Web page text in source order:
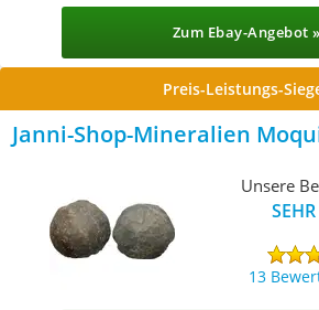
Zum Ebay-Angebot »
Preis-Leistungs-
Janni-Shop-Mineralien
Unsere
13